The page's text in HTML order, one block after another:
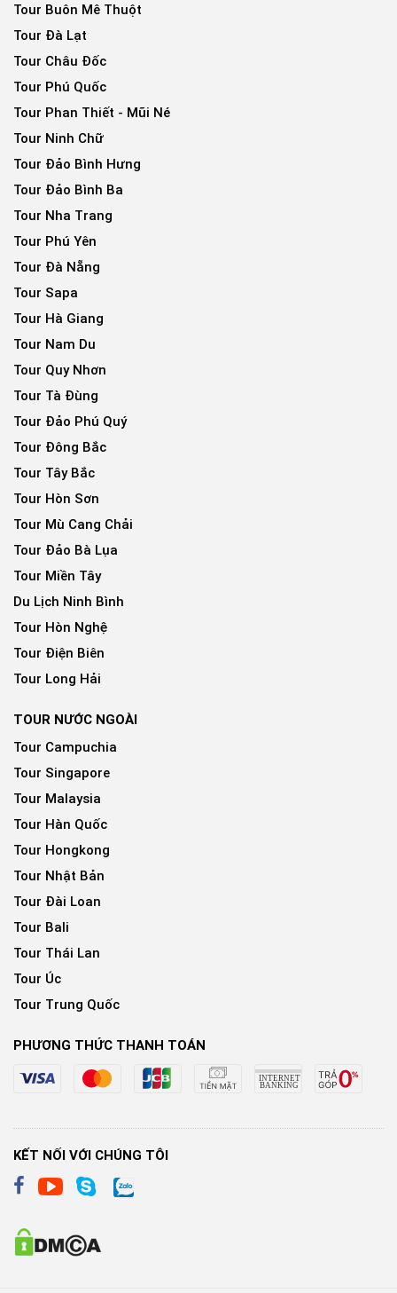
Tour Buôn Mê Thuột
Tour Đà Lạt
Tour Châu Đốc
Tour Phú Quốc
Tour Phan Thiết - Mũi Né
Tour Ninh Chữ
Tour Đảo Bình Hưng
Tour Đảo Bình Ba
Tour Nha Trang
Tour Phú Yên
Tour Đà Nẵng
Tour Sapa
Tour Hà Giang
Tour Nam Du
Tour Quy Nhơn
Tour Tà Đùng
Tour Đảo Phú Quý
Tour Đông Bắc
Tour Tây Bắc
Tour Hòn Sơn
Tour Mù Cang Chải
Tour Đảo Bà Lụa
Tour Miền Tây
Du Lịch Ninh Bình
Tour Hòn Nghệ
Tour Điện Biên
Tour Long Hải
TOUR NƯỚC NGOÀI
Tour Campuchia
Tour Singapore
Tour Malaysia
Tour Hàn Quốc
Tour Hongkong
Tour Nhật Bản
Tour Đài Loan
Tour Bali
Tour Thái Lan
Tour Úc
Tour Trung Quốc
PHƯƠNG THỨC THANH TOÁN
KẾT NỐI VỚI CHÚNG TÔI